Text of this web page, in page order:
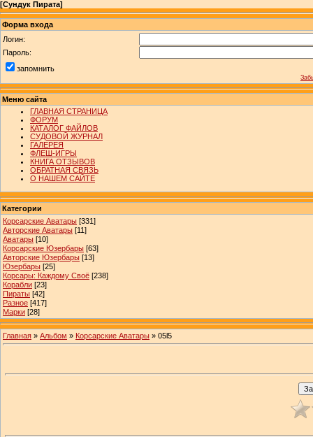
[Сундук Пирата]
Форма входа
Логин:
Пароль:
запомнить
Меню сайта
ГЛАВНАЯ СТРАНИЦА
ФОРУМ
КАТАЛОГ ФАЙЛОВ
СУДОВОЙ ЖУРНАЛ
ГАЛЕРЕЯ
ФЛЕШ-ИГРЫ
КНИГА ОТЗЫВОВ
ОБРАТНАЯ СВЯЗЬ
О НАШЕМ САЙТЕ
Категории
Корсарские Аватары [331]
Авторские Аватары [11]
Аватары [10]
Корсарские Юзербары [63]
Авторские Юзербары [13]
Юзербары [25]
Корсары: Каждому Своё [238]
Корабли [23]
Пираты [42]
Разное [417]
Марки [28]
Главная » Альбом » Корсарские Аватары » 05l5